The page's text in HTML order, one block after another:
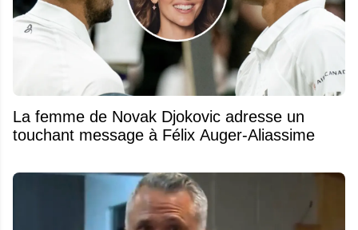
La femme de Novak Djokovic adresse un
touchant message à Félix Auger-Aliassime